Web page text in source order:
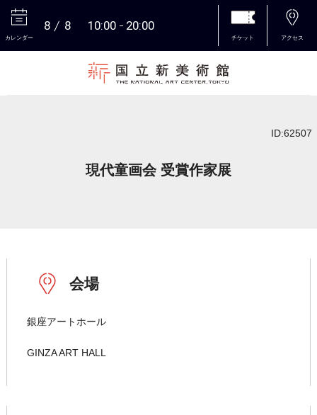
カレンダー
8 8 10:00 20:00
チケット アクセス
ID:62507
現代童画会 受賞作家展
会場
銀座アートホール
GINZA ART HALL